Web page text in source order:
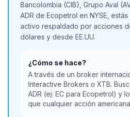
Bancolombia (CIB), Grupo Aval
ADR de Ecopetrol en NYSE,
activo respaldado por acciones
dólares y desde EE.UU.
¿Cómo se hace?
A través de un broker
Interactive Brokers o XTB.
ADR (ej: EC para Ecopetrol) y
que cualquier acción